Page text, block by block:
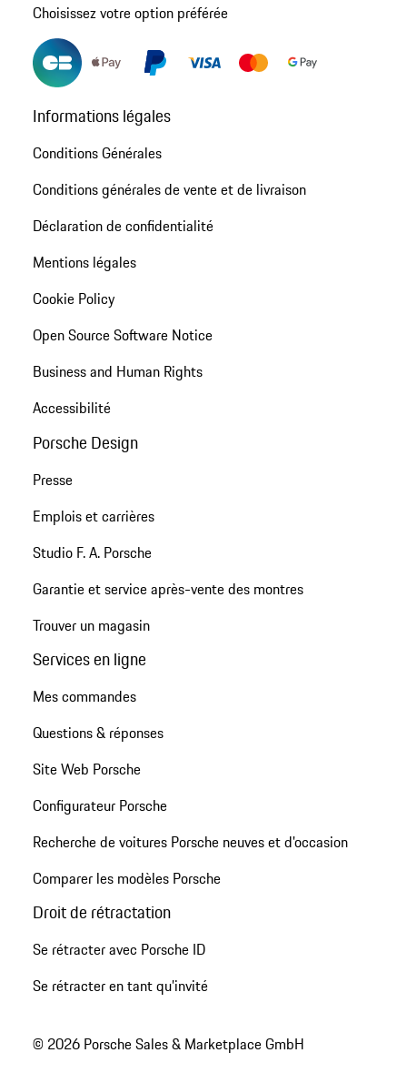
Choisissez votre option préférée
Informations légales
Conditions Générales
Conditions générales de vente et de livraison
Déclaration de confidentialité
Mentions légales
Cookie Policy
Open Source Software Notice
Business and Human Rights
Accessibilité
Porsche Design
Presse
Emplois et carrières
Studio F. A. Porsche
Garantie et service après-vente des montres
Trouver un magasin
Services en ligne
Mes commandes
Questions & réponses
Site Web Porsche
Configurateur Porsche
Recherche de voitures Porsche neuves et d'occasion
Comparer les modèles Porsche
Droit de rétractation
Se rétracter avec Porsche ID
Se rétracter en tant qu’invité
© 2026 Porsche Sales & Marketplace GmbH